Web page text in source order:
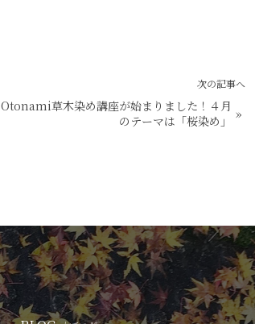
次の記事へ
Otonami草木染め講座が始まりました！４月
のテーマは「桜染め」
»